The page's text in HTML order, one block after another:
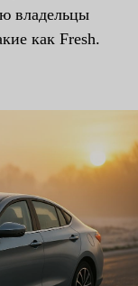
владельцы
как Fresh.